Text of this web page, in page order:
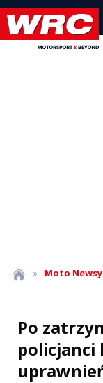
» Moto Newsy
Po
policjanci